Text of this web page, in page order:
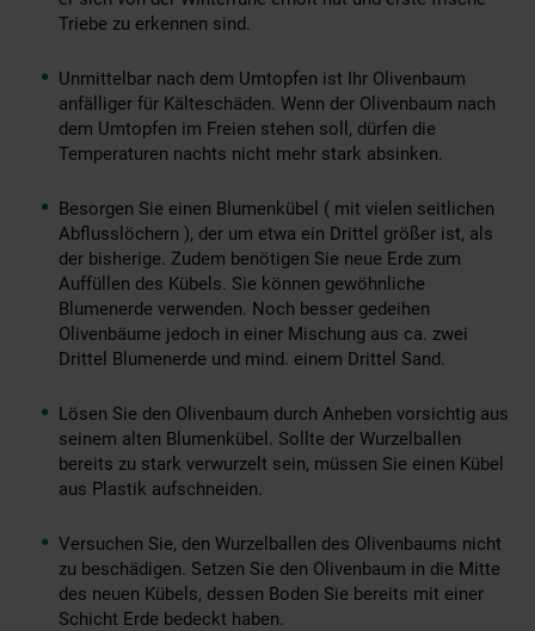
Triebe zu erkennen sind.
Unmittelbar nach dem Umtopfen ist Ihr Olivenbaum
anfälliger für Kälteschäden. Wenn der Olivenbaum nach
dem Umtopfen im Freien stehen soll, dürfen die
Temperaturen nachts nicht mehr stark absinken.
Besorgen Sie einen Blumenkübel ( mit vielen seitlichen
Abflusslöchern ), der um etwa ein Drittel größer ist, als
der bisherige. Zudem benötigen Sie neue Erde zum
Auffüllen des Kübels. Sie können gewöhnliche
Blumenerde verwenden. Noch besser gedeihen
Olivenbäume jedoch in einer Mischung aus ca. zwei
Drittel Blumenerde und mind. einem Drittel Sand.
Lösen Sie den Olivenbaum durch Anheben vorsichtig aus
seinem alten Blumenkübel. Sollte der Wurzelballen
bereits zu stark verwurzelt sein, müssen Sie einen Kübel
aus Plastik aufschneiden.
Versuchen Sie, den Wurzelballen des Olivenbaums nicht
zu beschädigen. Setzen Sie den Olivenbaum in die Mitte
des neuen Kübels, dessen Boden Sie bereits mit einer
Schicht Erde bedeckt haben.